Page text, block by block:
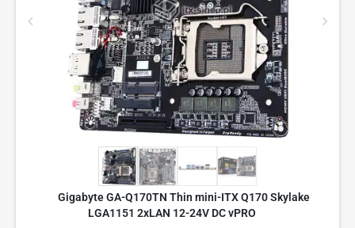
Gigabyte GA-Q170TN Thin mini-ITX Q170 Skylake
LGA1151 2xLAN 12-24V DC vPRO